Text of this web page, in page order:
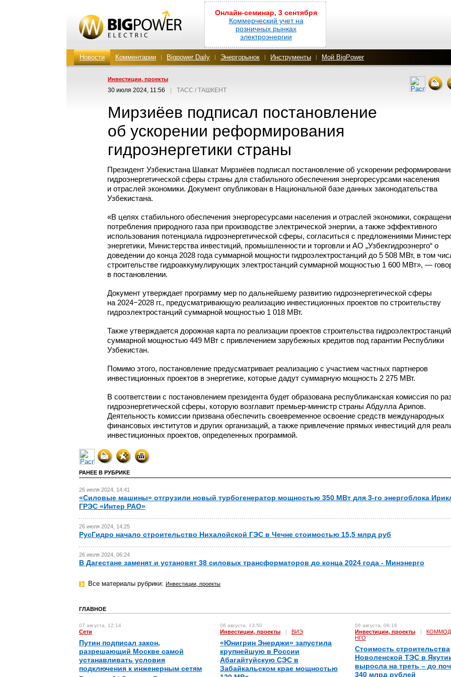
Онлайн-семинар, 3 сентября
Коммерческий учет на
розничных рынках
электроэнергии
Новости Комментарии Bigpower Daily Энергорынок Инструменты Мой BigPower
Инвестиции, проекты
30 июля 2024, 11:56 ТАСС / ТАШКЕНТ
Мирзиёев подписал постановление
об ускорении реформирования
гидроэнергетики страны
Президент Узбекистана Шавкат Мирзиёев подписал постановление об ускорении
гидроэнергетической сферы страны для стабильного обеспечения энергоресурсами населения
и отраслей экономики. Документ опубликован в Национальной базе данных законодательства
Узбекистана.
«В целях стабильного обеспечения энергоресурсами населения и отраслей экономики,
потребления природного газа при производстве электрической энергии, а также эффективного
использования потенциала гидроэнергетической сферы, согласиться с предложениями
энергетики, Министерства инвестиций, промышленности и торговли и АО „Узбекгидроэнерго“ о
доведении до конца 2028 года суммарной мощности гидроэлектростанций до 5 508 МВт, в том
строительстве гидроаккумулирующих электростанций суммарной мощностью 1 600 МВт», —
в постановлении.
Документ утверждает программу мер по дальнейшему развитию гидроэнергетической сферы
на 2024−2028 гг., предусматривающую реализацию инвестиционных проектов по строительству
гидроэлектростанций суммарной мощностью 1 018 МВт.
Также утверждается дорожная карта по реализации проектов строительства гидроэлектростанций
суммарной мощностью 449 МВт с привлечением зарубежных кредитов под гарантии Республики
Узбекистан.
Помимо этого, постановление предусматривает реализацию с участием частных партнеров
инвестиционных проектов в энергетике, которые дадут суммарную мощность 2 275 МВт.
В соответствии с постановлением президента будет образована республиканская комиссия по
гидроэнергетической сферы, которую возглавит премьер-министр страны Абдулла Арипов.
Деятельность комиссии призвана обеспечить своевременное освоение средств международных
финансовых институтов и других организаций, а также привлечение прямых инвестиций для
инвестиционных проектов, определенных программой.
РАНЕЕ В РУБРИКЕ
26 июля 2024, 14:41
«Силовые машины» отгрузили новый турбогенератор мощностью 350 МВт для 3-го энергоблока
ГРЭС «Интер РАО»
26 июля 2024, 14:25
РусГидро начало строительство Нихалойской ГЭС в Чечне стоимостью 15,5 млрд руб
26 июля 2024, 06:24
В Дагестане заменят и установят 38 силовых трансформаторов до конца 2024 года - Минэнерго
Все материалы рубрики: Инвестиции, проекты
ГЛАВНОЕ
07 августа, 12:14
Сети
Путин подписал закон,
разрешающий Москве самой
устанавливать условия
подключения к инженерным сетям
06 августа, 13:50
Инвестиции, проекты | ВИЭ
«Юнигрин Энерджи» запустила
крупнейшую в России
Абагайтуйскую СЭС в
Забайкальском крае мощностью
06 августа, 08:16
Инвестиции, проекты |
НГО
Стоимость строительства
Новоленской ТЭС в
выросла на треть – до
340 млрд рублей